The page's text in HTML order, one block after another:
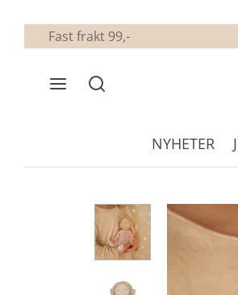
Fast frakt 99,-
NYHETER